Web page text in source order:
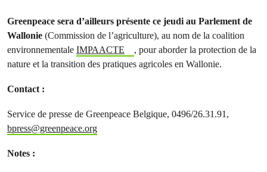
Greenpeace sera d’ailleurs présente ce jeudi au Parlement de
Wallonie (Commission de l’agriculture), au nom de la coalition
environnementale IMPAACTE
, pour aborder la protection de la
nature et la transition des pratiques agricoles en Wallonie.
Contact :
Service de presse de Greenpeace Belgique, 0496/26.31.91,
bpress@greenpeace.org
Notes :